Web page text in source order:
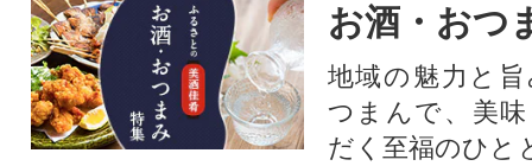
お酒・おつ
地域の魅力と
つまんで、美
だく至福のひと